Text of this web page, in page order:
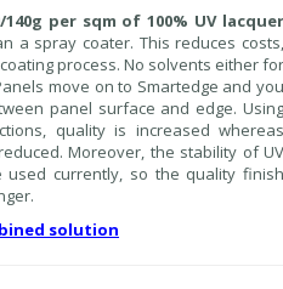
per sqm of 100% UV lacquer
a spray coater. This reduces costs,
process. No solvents either for
move on to Smartedge and you
panel surface and edge. Using
quality is increased whereas
Moreover, the stability of UV
currently, so the quality finish
solution